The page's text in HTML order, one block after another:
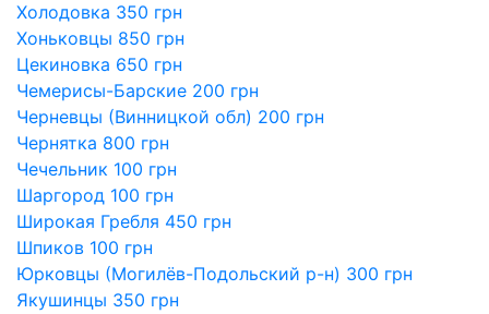
Холодовка 350 грн
Хоньковцы 850 грн
Цекиновка 650 грн
Чемерисы-Барские 200 грн
Черневцы (Винницкой обл) 200 грн
Чернятка 800 грн
Чечельник 100 грн
Шаргород 100 грн
Широкая Гребля 450 грн
Шпиков 100 грн
Юрковцы (Могилёв-Подольский р-н) 300 грн
Якушинцы 350 грн